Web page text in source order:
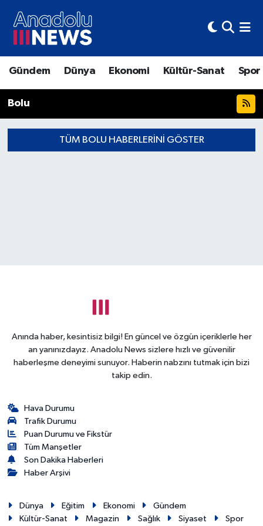
Gündem Dünya Ekonomi Kültür-Sanat Spor
Bolu
TÜM BOLU HABERLERINI GÖSTER
Anında haber, kesintisiz bilgi! En güncel ve özgün içeriklerle her
an yanınızdayız. Anadolu News sizlere hızlı ve güvenilir
haberleşme deneyimi sunuyor. Haberin nabzını tutmak için bizi
takip edin.
Hava Durumu
Trafik Durumu
Puan Durumu ve Fikstür
Tüm Manşetler
Son Dakika Haberleri
Haber Arşivi
Dünya Eğitim Ekonomi
Gündem
Kültür-Sanat
Magazin Sağlık Siyaset Spor
Hava Durumu
Trafik Durumu
Tüm Manşetler